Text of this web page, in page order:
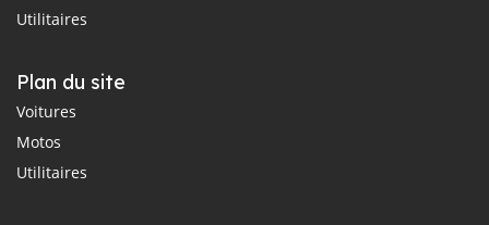
Utilitaires
Plan du site
Voitures
Motos
Utilitaires